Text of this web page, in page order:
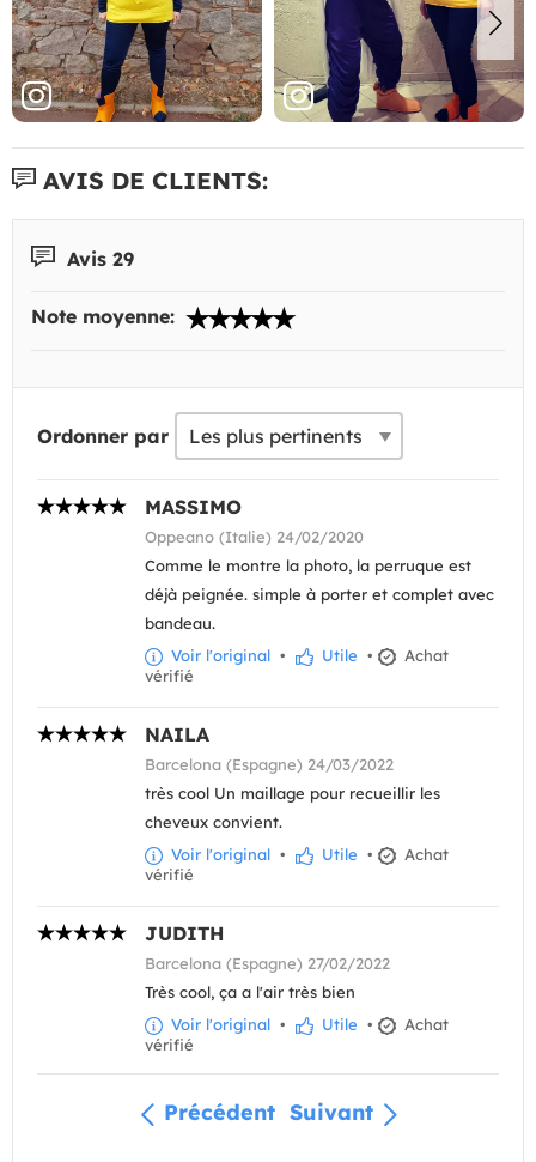
AVIS DE CLIENTS:
Avis 29
Note moyenne:
Ordonner par
MASSIMO
Oppeano (Italie) 24/02/2020
Comme le montre la photo, la perruque est
déjà peignée. simple à porter et complet avec
bandeau.
Voir l'original • Utile •
Achat
vérifié
NAILA
Barcelona (Espagne) 24/03/2022
très cool Un maillage pour recueillir les
cheveux convient.
Voir l'original • Utile •
Achat
vérifié
JUDITH
Barcelona (Espagne) 27/02/2022
Très cool, ça a l'air très bien
Voir l'original • Utile •
Achat
vérifié
Précédent Suivant